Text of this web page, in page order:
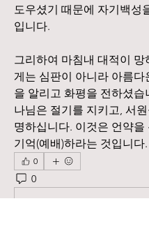
도우셨기 때문에 자기백성
입니다.
그리하여 마침내 대적이 망
게는 심판이 아니라 아름다
을 알리고 화평을 전하셨습
나님은 절기를 지키고, 서
명하십니다. 이것은 언약을
기억(예배)하라는 것입니다.
0
0